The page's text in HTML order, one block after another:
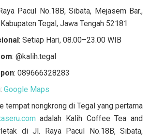
Pacul No.18B, Sibata, Mejasem Bar.,
Tegal, Jawa Tengah 52181
: Setiap Hari, 08.00–23.00 WIB
: @kalih.tegal
: 089666328283
:Google Maps
tempat nongkrong di Tegal yang pertama
adalah Kalih Coffee Tea and
di Jl. Raya Pacul No.18B, Sibata,